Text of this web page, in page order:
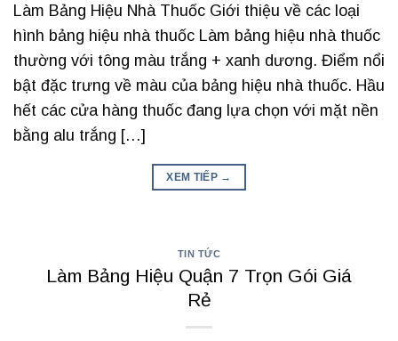
Làm Bảng Hiệu Nhà Thuốc Giới thiệu về các loại
hình bảng hiệu nhà thuốc Làm bảng hiệu nhà thuốc
thường với tông màu trắng + xanh dương. Điểm nổi
bật đặc trưng về màu của bảng hiệu nhà thuốc. Hầu
hết các cửa hàng thuốc đang lựa chọn với mặt nền
bằng alu trắng […]
XEM TIẾP →
TIN TỨC
Làm Bảng Hiệu Quận 7 Trọn Gói Giá
Rẻ